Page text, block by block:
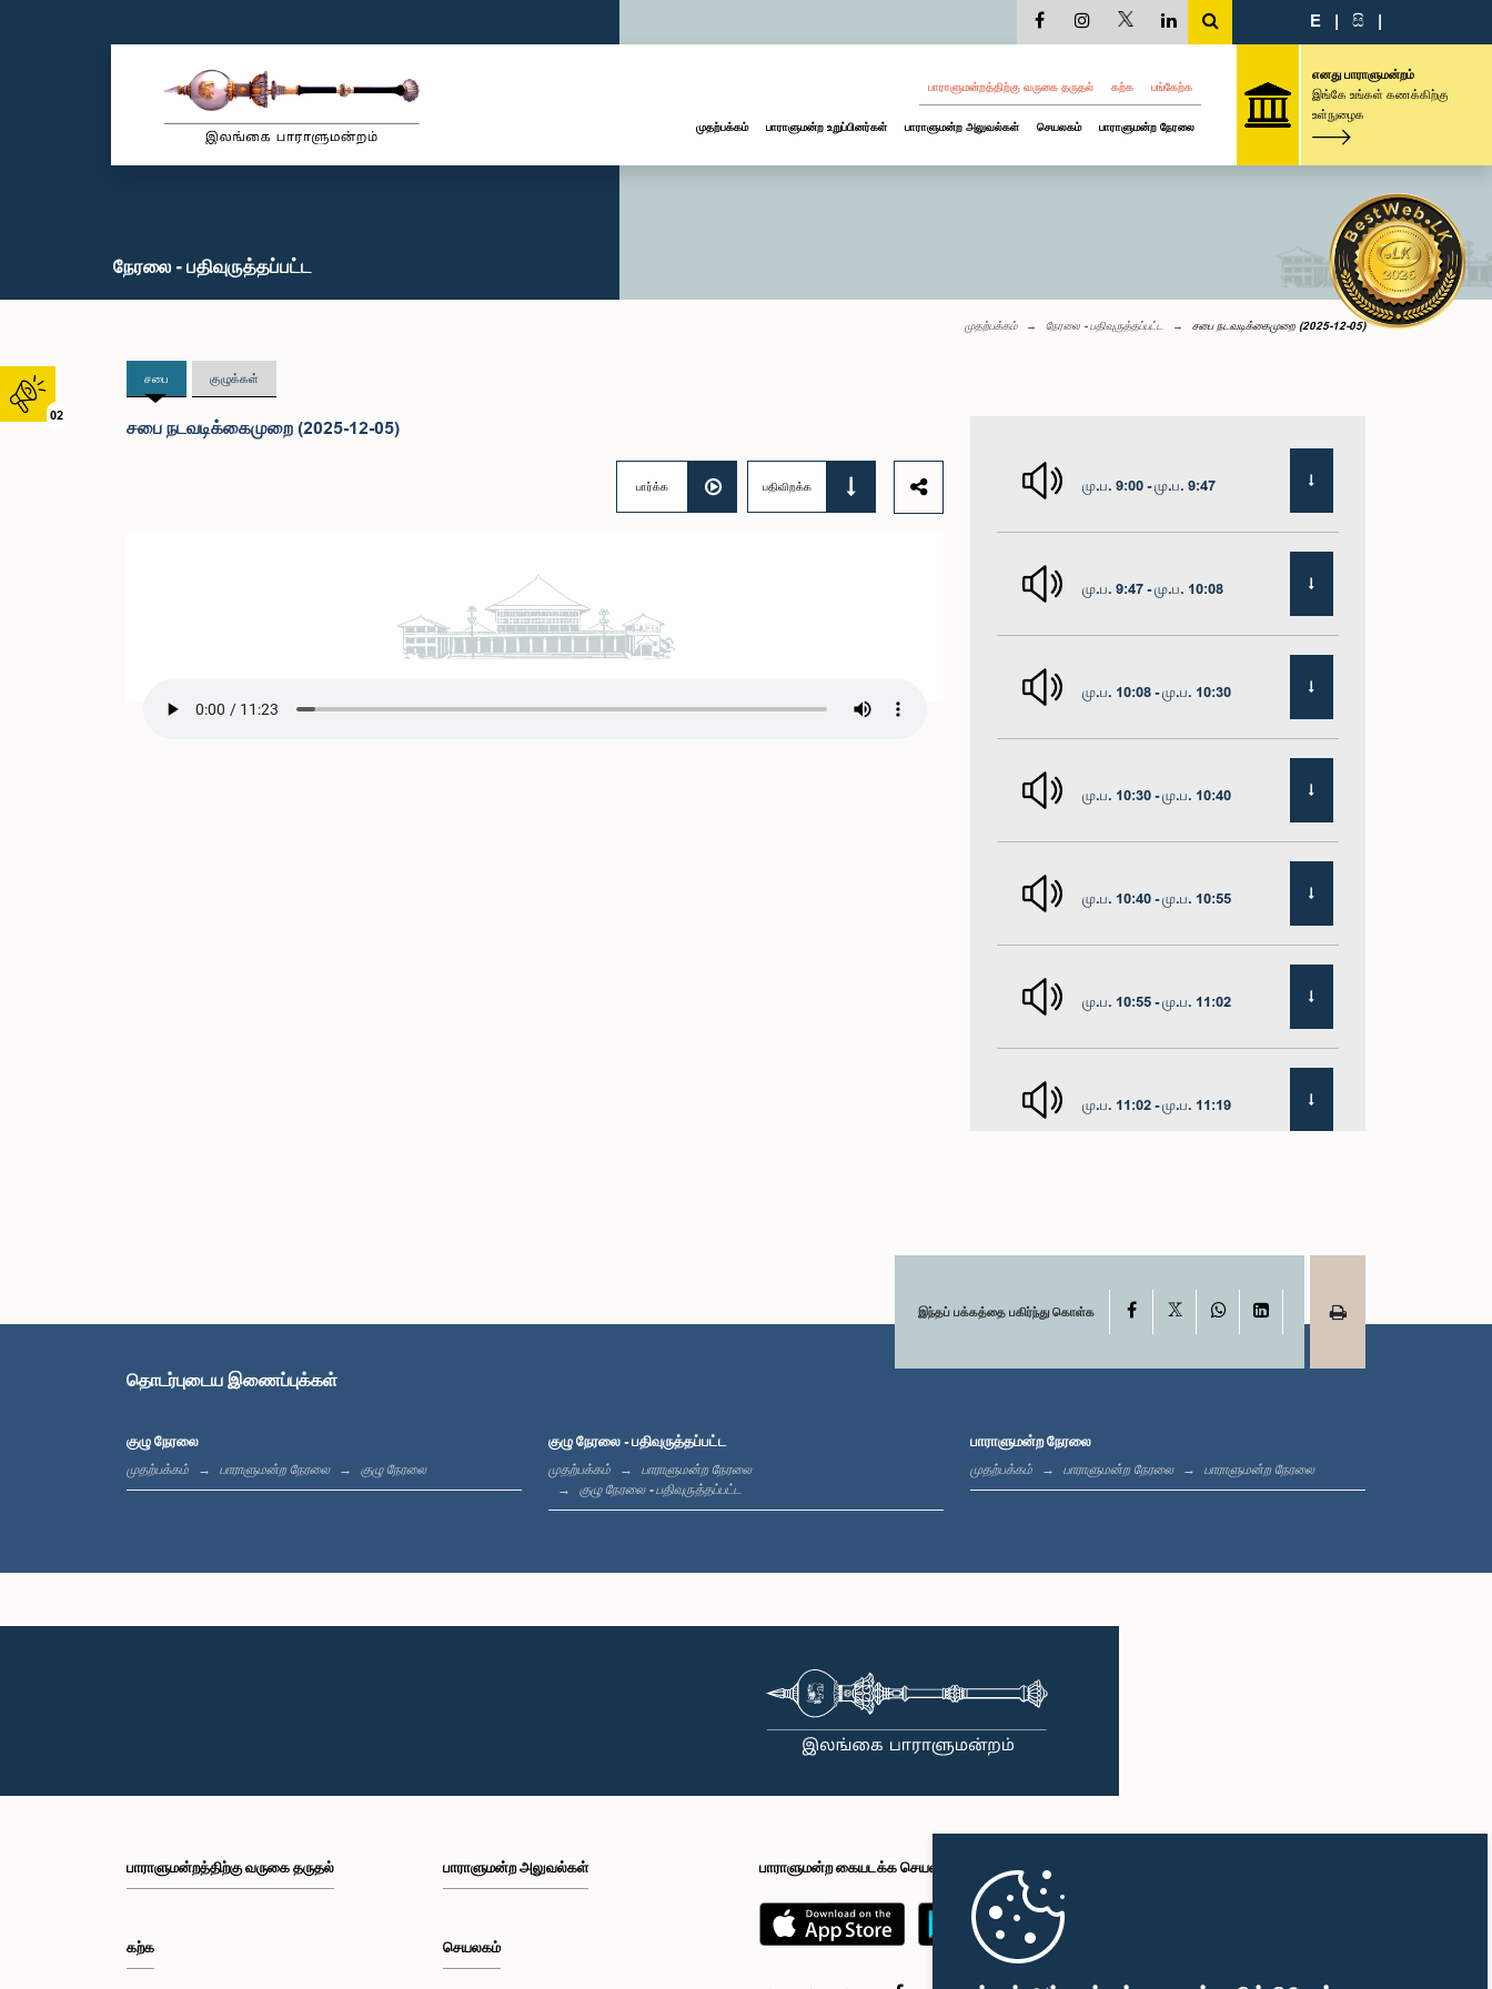
02
E | සි |
பாராளுமன்றத்திற்கு வருகை தருதல் கற்க பங்கேற்க
முதற்பக்கம் பாராளுமன்ற உறுப்பினர்கள் பாராளுமன்ற அலுவல்கள் செயலகம் பாராளுமன்ற நேரலை
எனது பாராளுமன்றம்
இங்கே உங்கள் கணக்கிற்கு
உள்நுழைக
நேரலை - பதிவுருத்தப்பட்ட
முதற்பக்கம் நேரலை - பதிவுருத்தப்பட்ட சபை நடவடிக்கைமுறை (2025-12-05)
சபை குழுக்கள்
சபை நடவடிக்கைமுறை (2025-12-05)
பார்க்க பதிவிறக்க மு.ப. 9:00 - மு.ப. 9:47
மு.ப. 9:47 - மு.ப. 10:08
மு.ப. 10:08 - மு.ப. 10:30
மு.ப. 10:30 - மு.ப. 10:40
மு.ப. 10:40 - மு.ப. 10:55
மு.ப. 10:55 - மு.ப. 11:02
மு.ப. 11:02 - மு.ப. 11:19
மு.ப. 11:37 - மு.ப. 11:45
இந்தப் பக்கத்தை பகிர்ந்து கொள்க Facebook WhatsAppLinkedIn
தொடர்புடைய இணைப்புக்கள்
குழு நேரலை
முதற்பக்கம் பாராளுமன்ற நேரலை குழு நேரலை
குழு நேரலை - பதிவுருத்தப்பட்ட
முதற்பக்கம்
பாராளுமன்ற நேரலை
குழு நேரலை - பதிவுருத்தப்பட்ட
பாராளுமன்ற நேரலை
முதற்பக்கம் பாராளுமன்ற நேரலை பாராளுமன்ற நேரலை
பாராளுமன்றத்திற்கு வருகை தருதல்
கற்க
பாராளுமன்ற அலுவல்கள்
செயலகம்
பாராளுமன்ற கையடக்க செயலி